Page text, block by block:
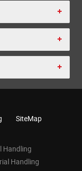
SiteMap
Handling
Handling